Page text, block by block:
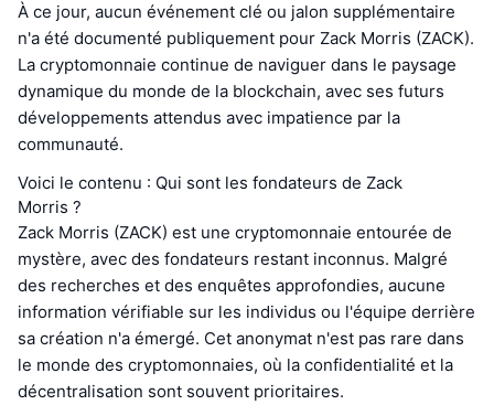
À ce jour, aucun événement clé ou jalon supplémentaire
n'a été documenté publiquement pour Zack Morris (ZACK).
La cryptomonnaie continue de naviguer dans le paysage
dynamique du monde de la blockchain, avec ses futurs
développements attendus avec impatience par la
communauté.
Voici le contenu : Qui sont les fondateurs de Zack
Morris ?
Zack Morris (ZACK) est une cryptomonnaie entourée de
mystère, avec des fondateurs restant inconnus. Malgré
des recherches et des enquêtes approfondies, aucune
information vérifiable sur les individus ou l'équipe derrière
sa création n'a émergé. Cet anonymat n'est pas rare dans
le monde des cryptomonnaies, où la confidentialité et la
décentralisation sont souvent prioritaires.